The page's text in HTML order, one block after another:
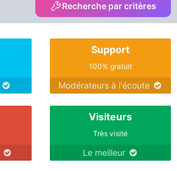
Recherche par critères
Support
100% gratuit
Modérateurs à l'écoute
Visiteurs
Très visité
Le meilleur